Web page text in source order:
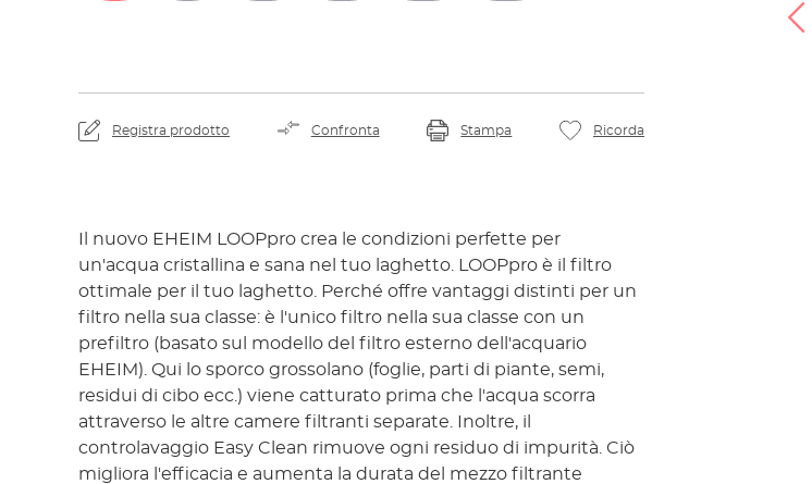
Registra prodotto Confronta Stampa Ricorda
Il nuovo EHEIM LOOPpro crea le condizioni perfette per
un'acqua cristallina e sana nel tuo laghetto. LOOPpro è il filtro
ottimale per il tuo laghetto. Perché offre vantaggi distinti per un
filtro nella sua classe: è l'unico filtro nella sua classe con un
prefiltro (basato sul modello del filtro esterno dell'acquario
EHEIM). Qui lo sporco grossolano (foglie, parti di piante, semi,
residui di cibo ecc.) viene catturato prima che l'acqua scorra
attraverso le altre camere filtranti separate. Inoltre, il
controlavaggio Easy Clean rimuove ogni residuo di impurità. Ciò
migliora l'efficacia e aumenta la durata del mezzo filtrante